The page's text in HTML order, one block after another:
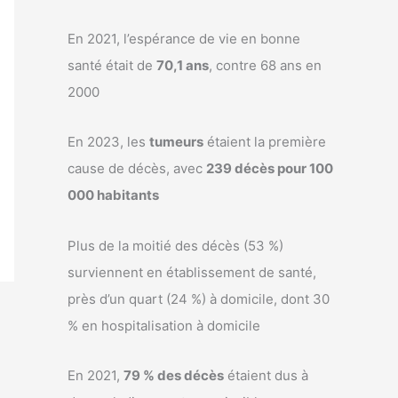
En 2021, l’espérance de vie en bonne
santé était de 70,1 ans, contre 68 ans en
2000
En 2023, les tumeurs étaient la première
cause de décès, avec 239 décès pour 100
000 habitants
Plus de la moitié des décès (53 %)
surviennent en établissement de santé,
près d’un quart (24 %) à domicile, dont 30
% en hospitalisation à domicile
En 2021, 79 % des décès étaient dus à